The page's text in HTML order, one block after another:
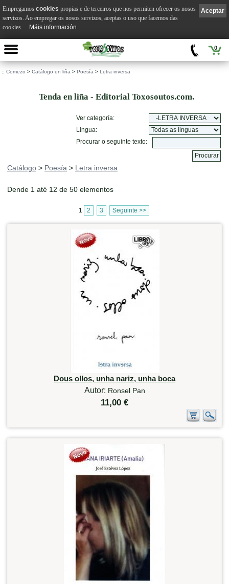
0
:: Comezo > Catálogo en liña > Poesía > Letra inversa
Tenda en liña - Editorial Toxosoutos.com.
Ver categoría:
Lingua:
Procurar o seguinte texto:
Catálogo > Poesía > Letra inversa
Dende 1 até 12 de 50 elementos
1 2 3 Seguinte >>
Dous ollos, unha nariz, unha boca
Autor: Ronsel Pan
11,00 €
Aceptar
Empregamos cookies propias e de terceiros que nos permiten ofrecer os nosos
servizos. Ao empregar os nosos servizos, aceptas o uso que facemos das
cookies.
Máis información